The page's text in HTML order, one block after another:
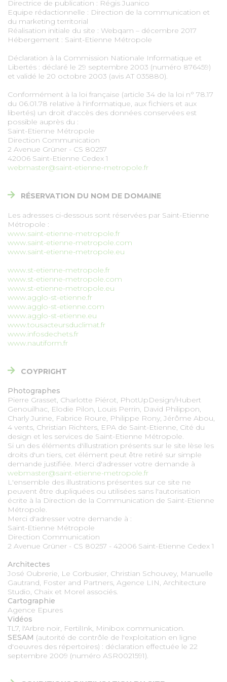
FACEBOOK
TWITTER
INSTAGRAM
AGENDA
SÉM LE MAG
CONTACT
MARCHÉS PUBLICS
DESIGN
CARTOGRAPHIE
MAGAZINES COMMUNES
Directrice de publication : Régis Juanico
Equipe rédactionnelle : Direction de la communication et
du marketing territorial
Réalisation initiale du site : Webqam – décembre 2017
Hébergement : Saint-Etienne Métropole
Déclaration à la Commission Nationale Informatique et
Libertés : déclaré le 29 septembre 2003 (numéro 876459)
et validé le 20 octobre 2003 (avis AT 035880).
Conformément à la loi française (article 34 de la loi n° 78.17
du 06.01.78 relative à l'informatique, aux fichiers et aux
libertés) un droit d'accès des données conservées est
possible auprès du :
Saint-Etienne Métropole
Direction Communication
2 Avenue Grüner - CS 80257
42006 Saint-Etienne Cedex 1
webmaster@saint-etienne-metropole.fr
RÉSERVATION DU NOM DE DOMAINE
Les adresses ci-dessous sont réservées par Saint-Etienne
Métropole :
www.saint-etienne-metropole.fr
www.saint-etienne-metropole.com
www.saint-etienne-metropole.eu
www.st-etienne-metropole.fr
www.st-etienne-metropole.com
www.st-etienne-metropole.eu
www.agglo-st-etienne.fr
www.agglo-st-etienne.com
www.agglo-st-etienne.eu
www.tousacteursduclimat.fr
www.infosdechets.fr
www.nautiform.fr
COYPRIGHT
Photographes
Pierre Grasset, Charlotte Piérot, PhotUpDesign/Hubert
Genouilhac, Elodie Pilon, Louis Perrin, David Philippon,
Charly Jurine, Fabrice Roure, Philippe Rony, Jérôme Abou,
4 vents, Christian Richters, EPA de Saint-Etienne, Cité du
design et les services de Saint-Etienne Métropole.
Si un des éléments d'illustration présents sur le site lèse les
droits d'un tiers, cet élément peut être retiré sur simple
demande justifiée. Merci d'adresser votre demande à
webmaster@saint-etienne-metropole.fr
L'ensemble des illustrations présentes sur ce site ne
peuvent être dupliquées ou utilisées sans l'autorisation
écrite à la Direction de la Communication de Saint-Etienne
Métropole.
Merci d'adresser votre demande à :
Saint-Etienne Métropole
Direction Communication
2 Avenue Grüner - CS 80257 - 42006 Saint-Etienne Cedex 1
Architectes
José Oubrerie, Le Corbusier, Christian Schouvey, Manuelle
Gautrand, Foster and Partners, Agence LIN, Architecture
Studio, Chaix et Morel associés.
Cartographie
Agence Epures
Vidéos
TL7, l'Arbre noir, FertilInk, Minibox communication.
SESAM (autorité de contrôle de l'exploitation en ligne
d'oeuvres des répertoires) : déclaration effectuée le 22
septembre 2009 (numéro ASR0021591).